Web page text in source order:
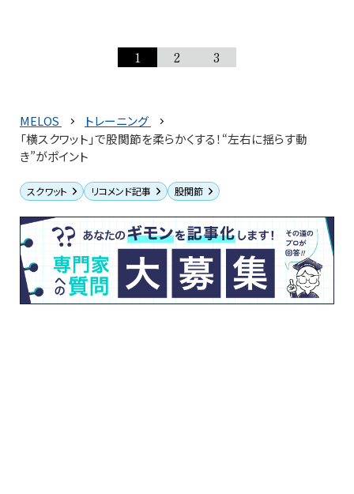
1 2 3
MELOS
トレーニング
「横スクワット」で股関節を柔らかくする！“左右に揺らす動
き”がポイント
スクワット リコメンド記事 股関節